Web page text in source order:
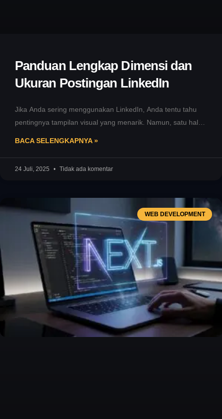
Panduan Lengkap Dimensi dan
Ukuran Postingan LinkedIn
Jika Anda sering menggunakan LinkedIn, Anda tentu tahu
pentingnya tampilan visual yang menarik. Namun, satu hal
BACA SELENGKAPNYA »
24 Juli, 2025 Tidak ada komentar
WEB DEVELOPMENT